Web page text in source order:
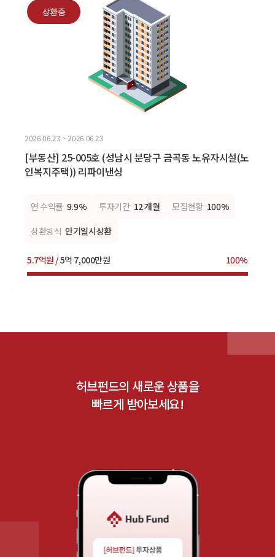
상환중
2026.06.23 ~ 2026.06.23
[부동산] 25-005호 (성남시 분당구 금곡동 노유자시설(노
인복지주택)) 리파이낸싱
연 수익률 9.9% 투자기간 12 개월 모집현황 100%
상환방식 만기일시상환
5.7억원 /5억 7,000만원 100%
허브펀드의 새로운 상품을
빠르게 받아보세요!